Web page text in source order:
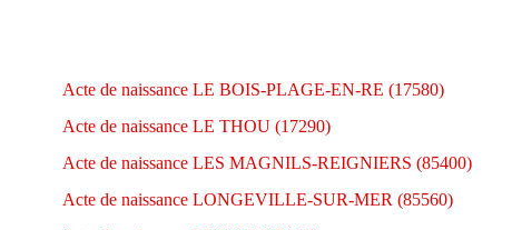
Acte de naissance LE BOIS-PLAGE-EN-RE (17580)
Acte de naissance LE THOU (17290)
Acte de naissance LES MAGNILS-REIGNIERS (85400)
Acte de naissance LONGEVILLE-SUR-MER (85560)